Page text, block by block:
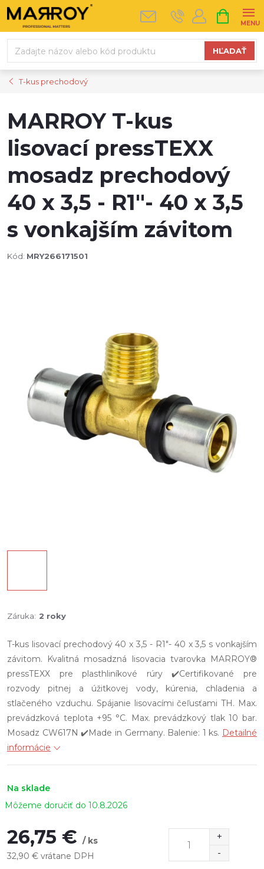
Prejsť
na
HĽADAŤ
KOŠÍK
T-kus prechodový
MARROY T-kus
lisovací pressTEXX
mosadz prechodový
40 x 3,5 - R1"- 40 x 3,5
s vonkajším závitom
Kód: MRY266171501
Záruka: 2 roky
T-kus lisovací prechodový 40 x 3,5 - R1"- 40 x 3,5 s vonkajším
závitom. Kvalitná mosadzná lisovacia tvarovka MARROY®
pressTEXX pre plasthliníkové rúry ✔️Certifikované pre
rozvody pitnej a úžitkovej vody, kúrenia, chladenia a
stlačeného vzduchu. Spájanie lisovacími čeľusťami TH. Max.
prevádzková teplota +95 °C. Max. prevádzkový tlak 10 bar.
Mosadz CW617N ✔️Made in Germany. Balenie: 1 ks. Detailné
informácie
Na sklade
10.8.2026
26,75 € / ks
32,90 € vrátane DPH